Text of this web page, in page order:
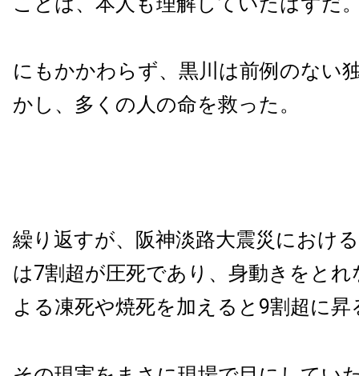
にもかかわらず、黒川は前例のない
かし、多くの人の命を救った。
繰り返すが、阪神淡路大震災におけ
は7割超が圧死であり、身動きをと
よる凍死や焼死を加えると9割超に昇